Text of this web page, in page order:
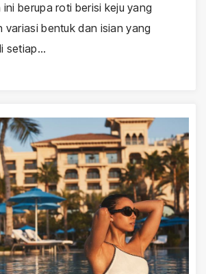
berupa roti berisi keju yang
variasi bentuk dan isian yang
setiap…